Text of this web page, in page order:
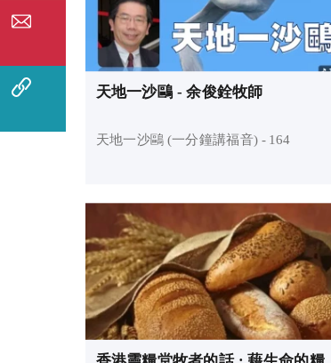
天地一沙鷗 - 余俊銓牧師
天地一沙鷗 (一分鐘講福音) - 164